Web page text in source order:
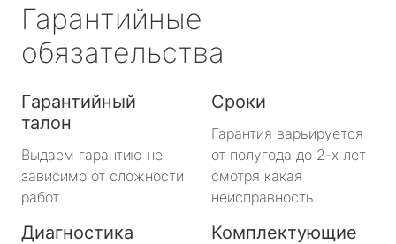
Гарантийные
обязательства
Гарантийный
талон
Выдаем гарантию не
зависимо от сложности
работ.
Сроки
Гарантия варьируется
от полугода до 2-х лет
смотря какая
неисправность.
Диагностика Комплектующие